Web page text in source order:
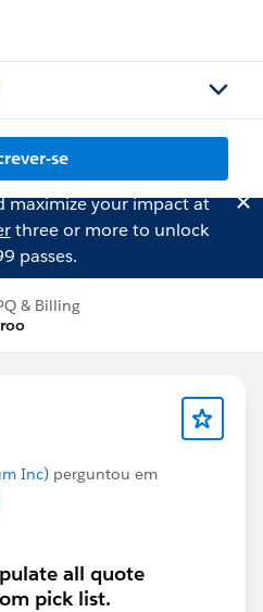
se
maximize your impact at
three or more to unlock
passes.
& Billing
Inc) perguntou em
all quote
pick list.